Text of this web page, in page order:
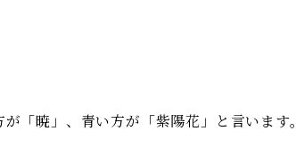
「暁」、青い方が「紫陽花」と言います。